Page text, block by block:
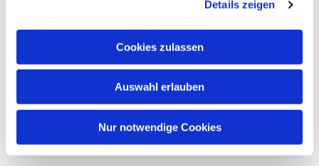
Details zeigen
Cookies zulassen
Auswahl erlauben
Nur notwendige Cookies